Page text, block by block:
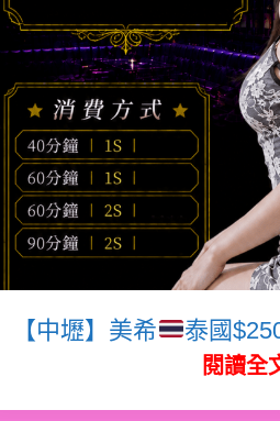
【中壢】美希 泰國
閱讀全